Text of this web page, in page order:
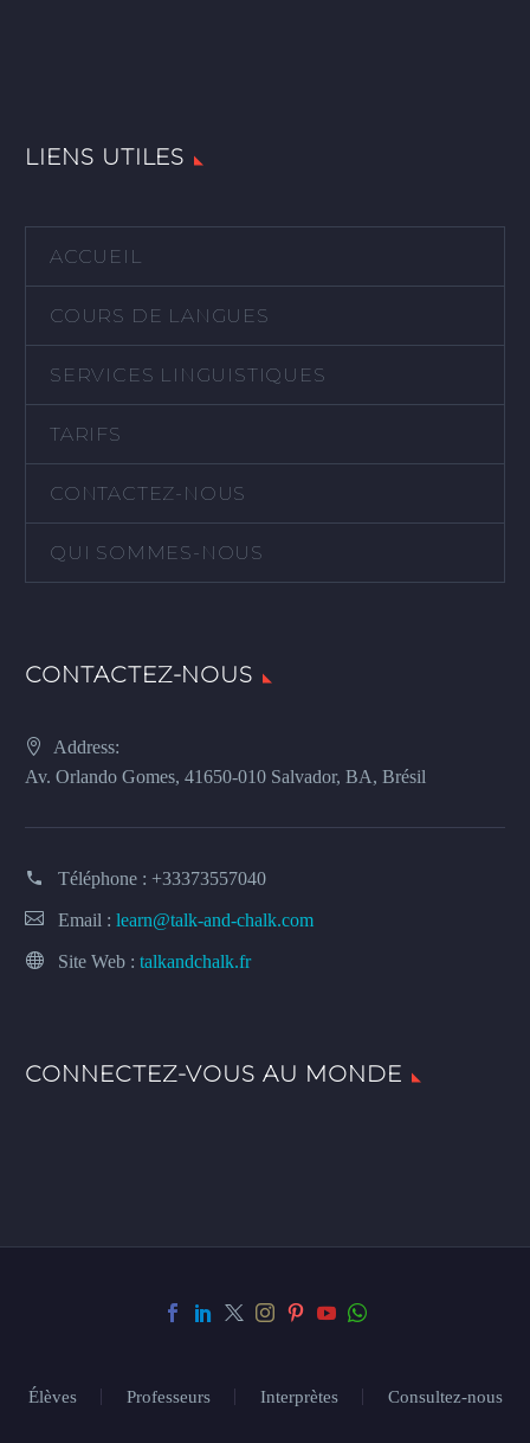
LIENS UTILES
ACCUEIL
COURS DE LANGUES
SERVICES LINGUISTIQUES
TARIFS
CONTACTEZ-NOUS
QUI SOMMES-NOUS
CONTACTEZ-NOUS
Address:
Av. Orlando Gomes, 41650-010 Salvador, BA, Brésil
Téléphone : +33373557040
Email : learn@talk-and-chalk.com
Site Web : talkandchalk.fr
CONNECTEZ-VOUS AU MONDE
Élèves Professeurs Interprètes Consultez-nous